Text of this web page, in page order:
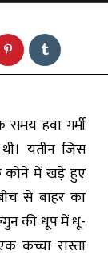
हवा गर्मी
यतीन जिस
कोने में खड़े हुए
से बाहर का
की धूप में धू-
कच्चा रास्ता